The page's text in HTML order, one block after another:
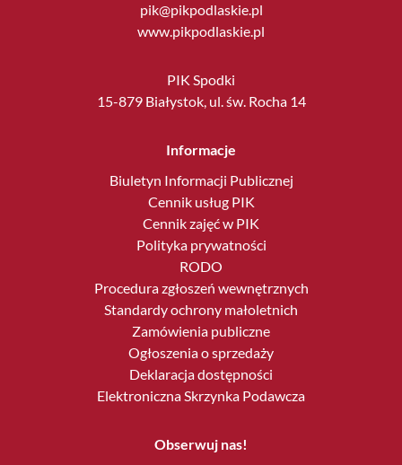
pik@pikpodlaskie.pl
www.pikpodlaskie.pl
PIK Spodki
15-879 Białystok, ul. św. Rocha 14
Informacje
Biuletyn Informacji Publicznej
Cennik usług PIK
Cennik zajęć w PIK
Polityka prywatności
RODO
Procedura zgłoszeń wewnętrznych
Standardy ochrony małoletnich
Zamówienia publiczne
Ogłoszenia o sprzedaży
Deklaracja dostępności
Elektroniczna Skrzynka Podawcza
Obserwuj nas!